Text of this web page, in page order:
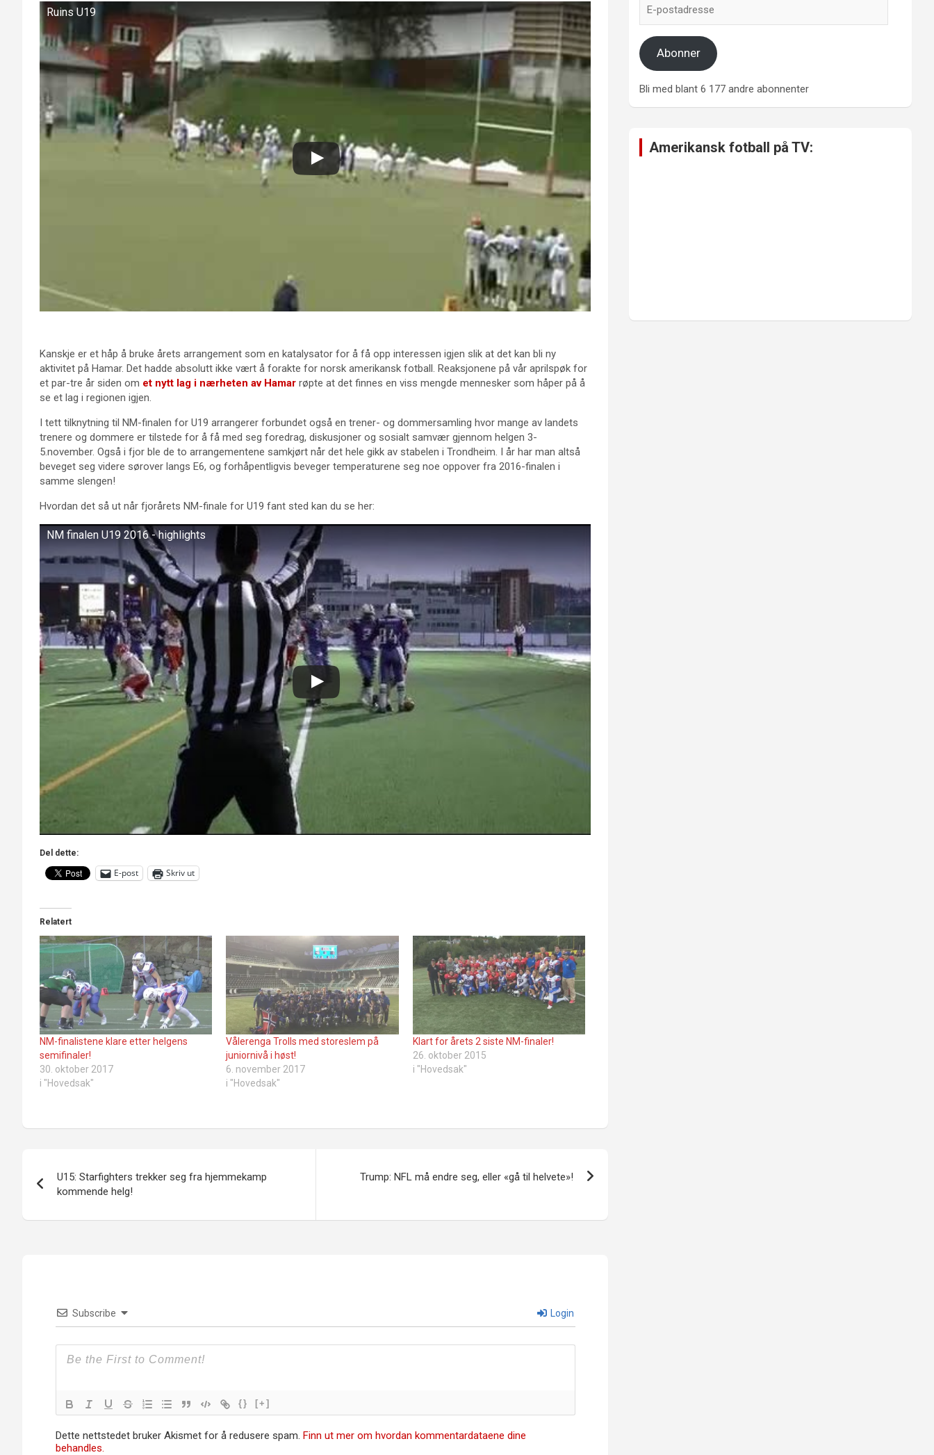
Ruins U19
Kanskje er et håp å bruke årets arrangement som en katalysator for å få opp interessen igjen slik at det kan bli ny
aktivitet på Hamar. Det hadde absolutt ikke vært å forakte for norsk amerikansk fotball. Reaksjonene på vår aprilspøk for
et par-tre år siden om et nytt lag i nærheten av Hamar røpte at det finnes en viss mengde mennesker som håper på å
se et lag i regionen igjen.
I tett tilknytning til NM-finalen for U19 arrangerer forbundet også en trener- og dommersamling hvor mange av landets
trenere og dommere er tilstede for å få med seg foredrag, diskusjoner og sosialt samvær gjennom helgen 3-
5.november. Også i fjor ble de to arrangementene samkjørt når det hele gikk av stabelen i Trondheim. I år har man altså
beveget seg videre sørover langs E6, og forhåpentligvis beveger temperaturene seg noe oppover fra 2016-finalen i
samme slengen!
Hvordan det så ut når fjorårets NM-finale for U19 fant sted kan du se her:
NM finalen U19 2016 - highlights
Del dette:
E-post Skriv ut
Relatert
NM-finalistene klare etter helgens
semifinaler!
30. oktober 2017
i "Hovedsak"
Vålerenga Trolls med storeslem på
juniornivå i høst!
6. november 2017
i "Hovedsak"
Klart for årets 2 siste NM-finaler!
26. oktober 2015
i "Hovedsak"
U15: Starfighters trekker seg fra hjemmekamp
kommende helg!
Trump: NFL må endre seg, eller «gå til helvete»!
Subscribe Login
{} [+]
Dette nettstedet bruker Akismet for å redusere spam. Finn ut mer om hvordan kommentardataene dine
behandles.
postadresse
Abonner
Bli med blant 6 177 andre abonnenter
Amerikansk fotball på TV: